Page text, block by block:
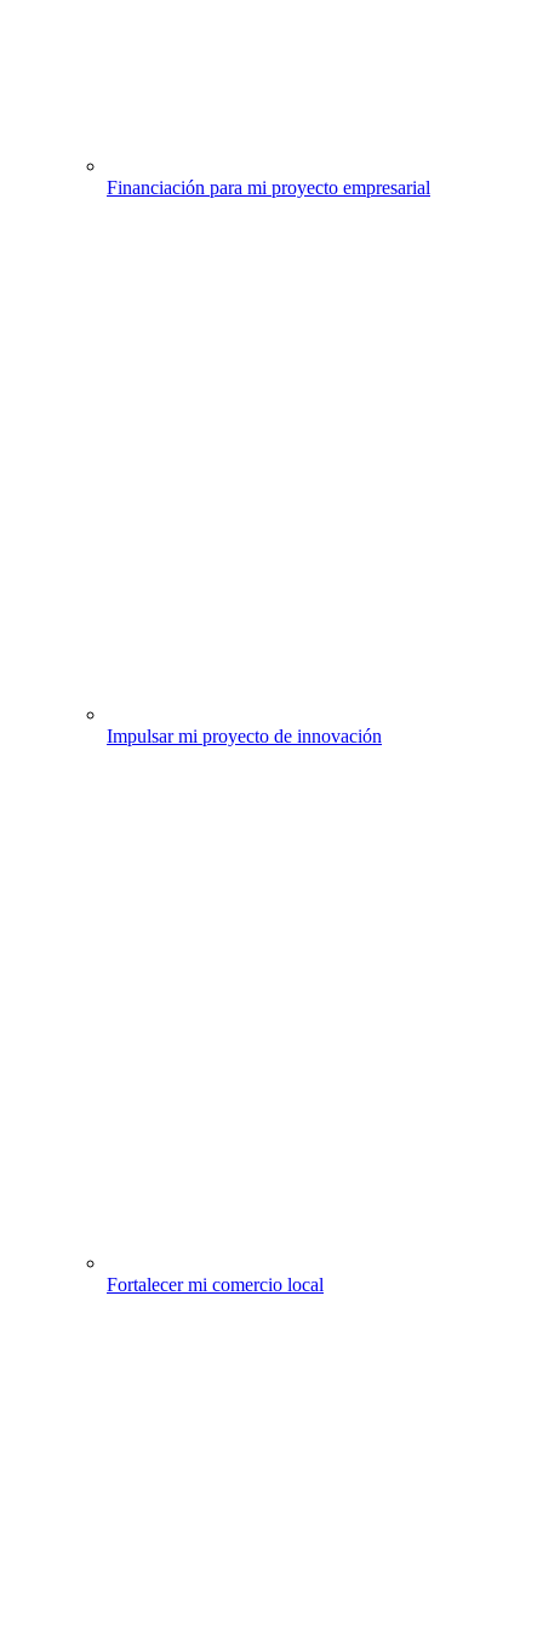
Financiación para mi proyecto empresarial
Impulsar mi proyecto de innovación
Fortalecer mi comercio local